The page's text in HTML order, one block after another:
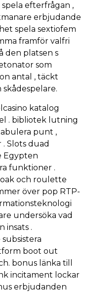
efterfrågan ,
erbjudande
spela sextiofem
framför valfri
den platsen s
som
antal , täckt
katalog
. bibliotek lutning
punt ,
Slots duad
Egypten
funktioner .
och roulette
över pop RTP-
undersöka vad
insats .
boot out
bonus länka till
incitament lockar
erbjudanden